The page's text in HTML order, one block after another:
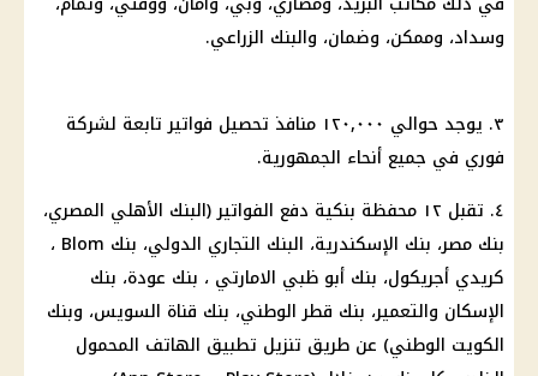
وسداد، وممكن، وضمان، والبنك الزراعي.
٣. يوجد حوالي ١٢٠,٠٠٠ منافذ تحصيل فواتير تابعة لشركة
فوري في جميع أنحاء الجمهورية.
٤. تقبل ١٢ محفظة بنكية دفع الفواتير (البنك الأهلي المصري،
بنك مصر، بنك الإسكندرية، البنك التجاري الدولي، بنك Blom ،
كريدي أجريكول، بنك أبو ظبي الامارتي ، بنك عودة، بنك
الإسكان والتعمير، بنك قطر الوطني، بنك قناة السويس، وبنك
الكويت الوطني) عن طريق تنزيل تطبيق الهاتف المحمول